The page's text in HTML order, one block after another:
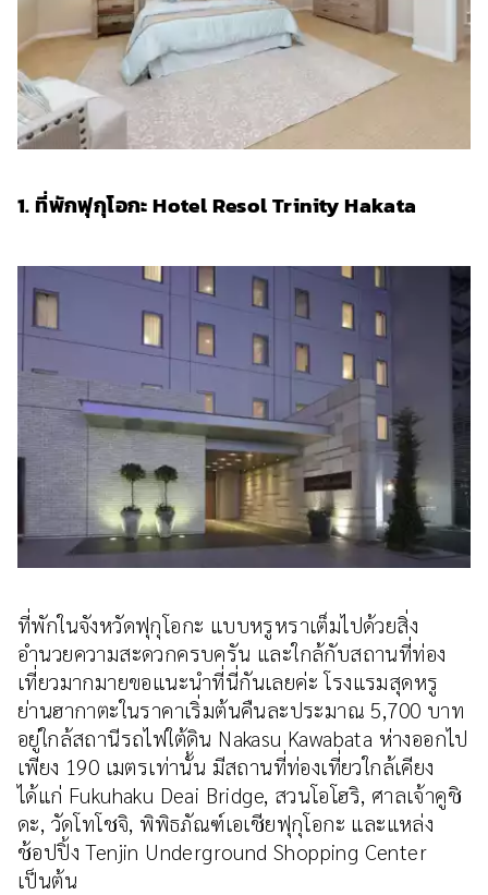
1. ที่พักฟุกุโอกะ Hotel Resol Trinity Hakata
ที่พักในจังหวัดฟุกุโอกะ แบบหรูหราเต็มไปด้วยสิ่ง
อำนวยความสะดวกครบครัน และใกล้กับสถานที่ท่อง
เที่ยวมากมายขอแนะนำที่นี่กันเลยค่ะ โรงแรมสุดหรู
ย่านฮากาตะในราคาเริ่มต้นคืนละประมาณ 5,700 บาท
อยู่ใกล้สถานีรถไฟใต้ดิน Nakasu Kawabata ห่างออกไป
เพียง 190 เมตรเท่านั้น มีสถานที่ท่องเที่ยวใกล้เคียง
ได้แก่ Fukuhaku Deai Bridge, สวนโอโฮริ, ศาลเจ้าคูชิ
ดะ, วัดโทโชจิ, พิพิธภัณฑ์เอเชียฟุกุโอกะ และแหล่ง
ช้อปปิ้ง Tenjin Underground Shopping Center
เป็นต้น